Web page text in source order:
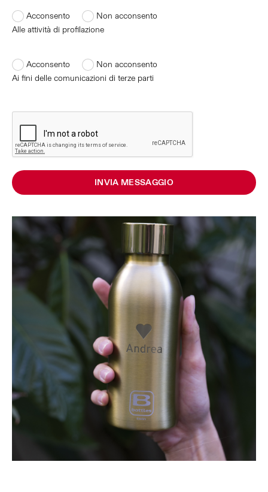
Acconsento
Non acconsento
Alle attività di profilazione
Acconsento
Non acconsento
Ai fini delle comunicazioni di terze parti
INVIA MESSAGGIO